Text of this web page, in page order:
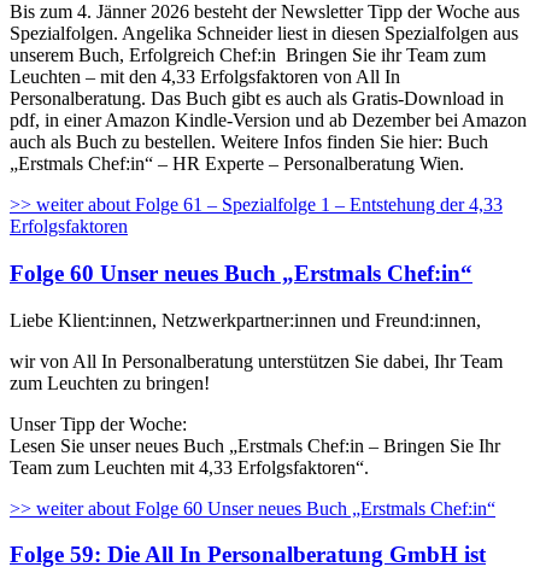
Bis zum 4. Jänner 2026 besteht der Newsletter Tipp der Woche aus
Spezialfolgen. Angelika Schneider liest in diesen Spezialfolgen aus
unserem Buch, Erfolgreich Chef:in Bringen Sie ihr Team zum
Leuchten – mit den 4,33 Erfolgsfaktoren von All In
Personalberatung. Das Buch gibt es auch als Gratis-Download in
pdf, in einer Amazon Kindle-Version und ab Dezember bei Amazon
auch als Buch zu bestellen. Weitere Infos finden Sie hier: Buch
„Erstmals Chef:in“ – HR Experte – Personalberatung Wien.
>> weiterabout Folge 61 – Spezialfolge 1 – Entstehung der 4,33
Erfolgsfaktoren
Folge 60 Unser neues Buch „Erstmals Chef:in“
Liebe Klient:innen, Netzwerkpartner:innen und Freund:innen,
wir von All In Personalberatung unterstützen Sie dabei, Ihr Team
zum Leuchten zu bringen!
Unser Tipp der Woche:
Lesen Sie unser neues Buch „Erstmals Chef:in – Bringen Sie Ihr
Team zum Leuchten mit 4,33 Erfolgsfaktoren“.
>> weiterabout Folge 60 Unser neues Buch „Erstmals Chef:in“
Folge 59: Die All In Personalberatung GmbH ist